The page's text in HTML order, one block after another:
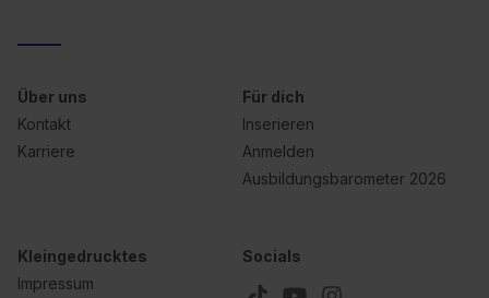
Über uns
Kontakt
Karriere
Für dich
Inserieren
Anmelden
Ausbildungsbarometer 2026
Kleingedrucktes
Impressum
Socials